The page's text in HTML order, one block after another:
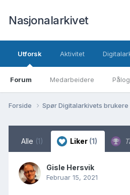
Nasjonalarkivet
Utforsk
Forum Medarbeidere
Aktivitet
Forside Spør Digitalarkivets brukere
Alle (1) Liker (1)
Gisle Hersvik
Februar 15, 2021